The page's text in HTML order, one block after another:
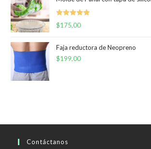
$1.200,00.
Valorado
$175,00
Faja reductora de Neopreno
$199,00
Contáctanos